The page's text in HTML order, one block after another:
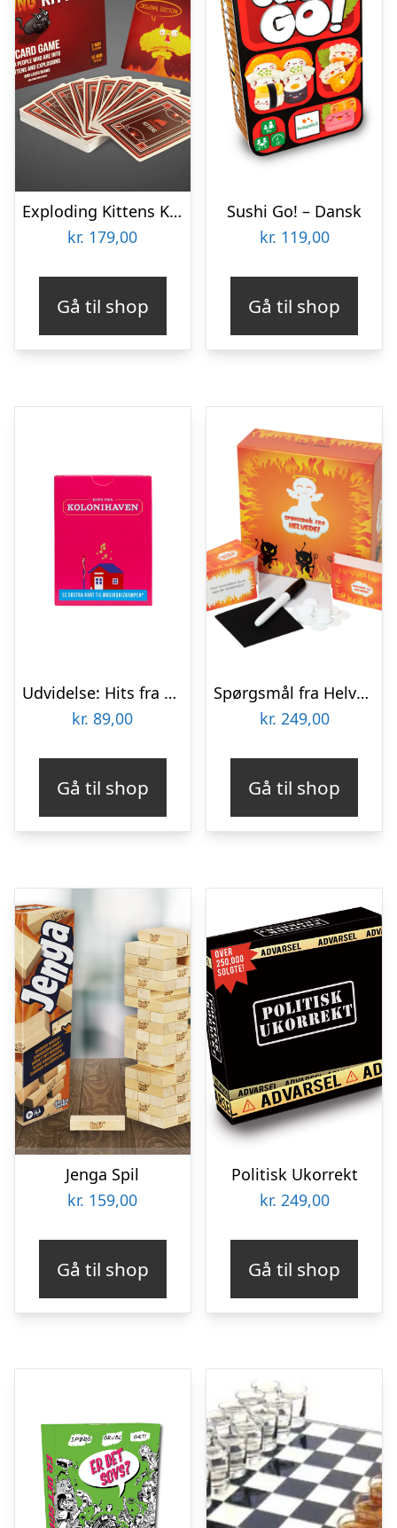
Exploding Kittens Kortspil
kr. 179,00
Gå til shop
Sushi Go! – Dansk
kr. 119,00
Gå til shop
Udvidelse: Hits fra Kolonihaven
kr. 89,00
Gå til shop
Spørgsmål fra Helvede
kr. 249,00
Gå til shop
Jenga Spil
kr. 159,00
Gå til shop
Politisk Ukorrekt
kr. 249,00
Gå til shop